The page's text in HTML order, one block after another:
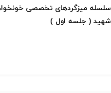
سلسله میزگردهای تخصصی
شهید ( جلسه اول )